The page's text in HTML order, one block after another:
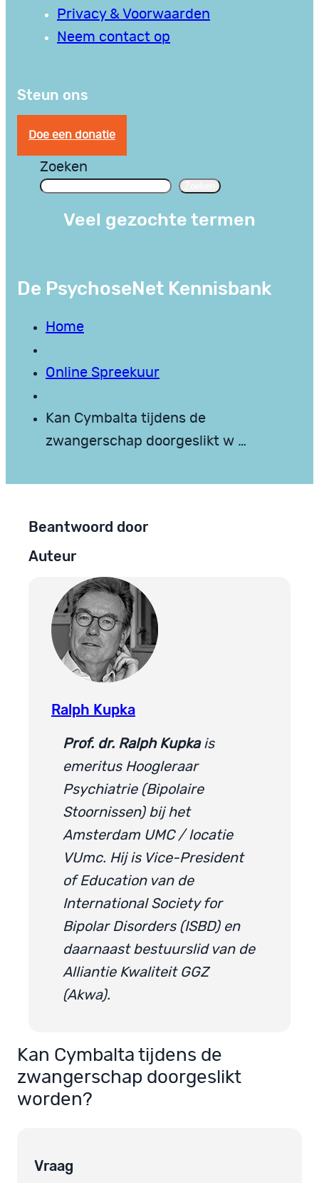
Privacy & Voorwaarden
Neem contact op
Steun ons
Doe een donatie
Zoeken
Veel gezochte termen
De PsychoseNet Kennisbank
Home
Online Spreekuur
Kan Cymbalta tijdens de
zwangerschap doorgeslikt w …
Beantwoord door
Auteur
Ralph Kupka
Prof. dr. Ralph Kupkais
emeritus Hoogleraar
Psychiatrie (Bipolaire
Stoornissen) bij het
Amsterdam UMC / locatie
VUmc. Hij is Vice-President
of Education van de
International Society for
Bipolar Disorders (ISBD) en
daarnaast bestuurslid van de
Alliantie Kwaliteit GGZ
(Akwa).
Kan Cymbalta tijdens de
zwangerschap doorgeslikt
worden?
Vraag